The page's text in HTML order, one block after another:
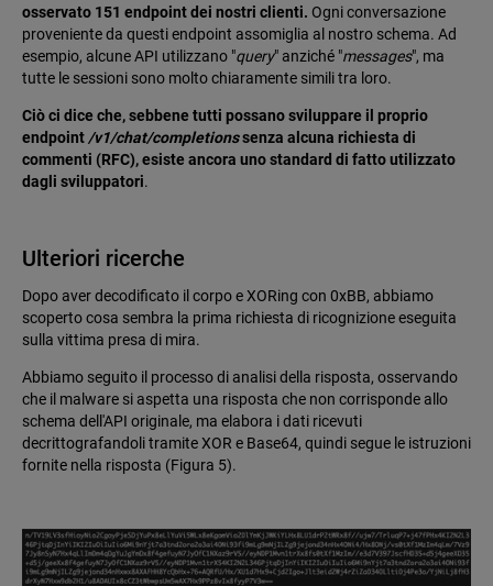
osservato 151 endpoint dei nostri clienti. Ogni conversazione
proveniente da questi endpoint assomiglia al nostro schema. Ad
esempio, alcune API utilizzano "query" anziché "messages", ma
tutte le sessioni sono molto chiaramente simili tra loro.
Ciò ci dice che, sebbene tutti possano sviluppare il proprio
endpoint /v1/chat/completionssenza alcuna richiesta di
commenti (RFC), esiste ancora uno standard di fatto utilizzato
dagli sviluppatori.
Ulteriori ricerche
Dopo aver decodificato il corpo e XORing con 0xBB, abbiamo
scoperto cosa sembra la prima richiesta di ricognizione eseguita
sulla vittima presa di mira.
Abbiamo seguito il processo di analisi della risposta, osservando
che il malware si aspetta una risposta che non corrisponde allo
schema dell'API originale, ma elabora i dati ricevuti
decrittografandoli tramite XOR e Base64, quindi segue le istruzioni
fornite nella risposta (Figura 5).